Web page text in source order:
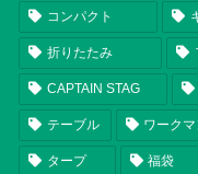
コンパクト
折りたたみ
CAPTAIN STAG
テーブル ワークマ
タープ 福袋